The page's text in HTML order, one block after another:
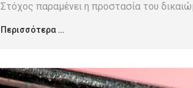
Στόχος παραμένει η προστασία του
Περισσότερα …